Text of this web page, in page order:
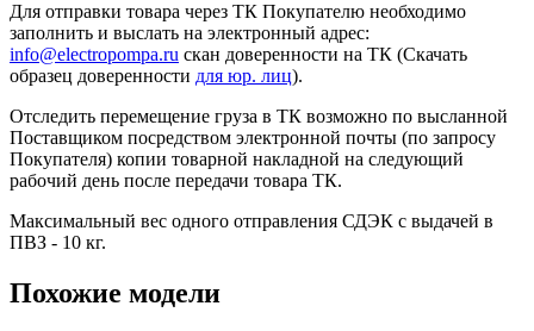
Для отправки товара через ТК Покупателю необходимо
заполнить и выслать на электронный адрес:
info@electropompa.ru скан доверенности на ТК (Скачать
образец доверенности для юр. лиц).
Отследить перемещение груза в ТК возможно по высланной
Поставщиком посредством электронной почты (по запросу
Покупателя) копии товарной накладной на следующий
рабочий день после передачи товара ТК.
Максимальный вес одного отправления СДЭК с выдачей в
ПВЗ - 10 кг.
Похожие модели